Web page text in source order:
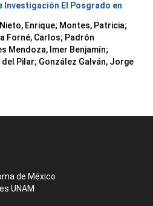
Investigación El Posgrado en
Enrique; Montes, Patricia;
Forné, Carlos; Padrón
Mendoza, Imer Benjamín;
Pilar; González Galván, Jorge
de México
UNAM